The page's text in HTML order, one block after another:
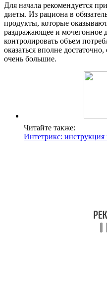
Для начала рекомендуется
диеты. Из рациона в
продукты, которые
раздражающее и мочегонное
контролировать объем
оказаться вполне
очень большие.
Читайте также:
Интетрикс: